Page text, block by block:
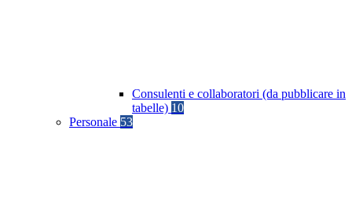
Consulenti e collaboratori (da pubblicare in
tabelle) 10
Personale 53